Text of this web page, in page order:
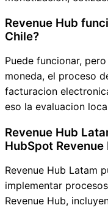
Revenue Hub
Chile?
Puede funcionar,
moneda, el proceso
facturacion
eso la evaluacion
Revenue Hub
HubSpot Revenue
Revenue Hub Latam
implementar
Revenue Hub,